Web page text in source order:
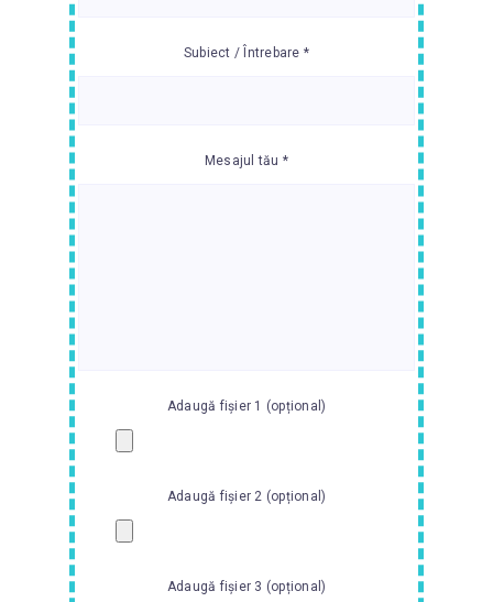
Subiect / Întrebare *
Mesajul tău *
Adaugă fișier 1 (opțional)
Adaugă fișier 2 (opțional)
Adaugă fișier 3 (opțional)